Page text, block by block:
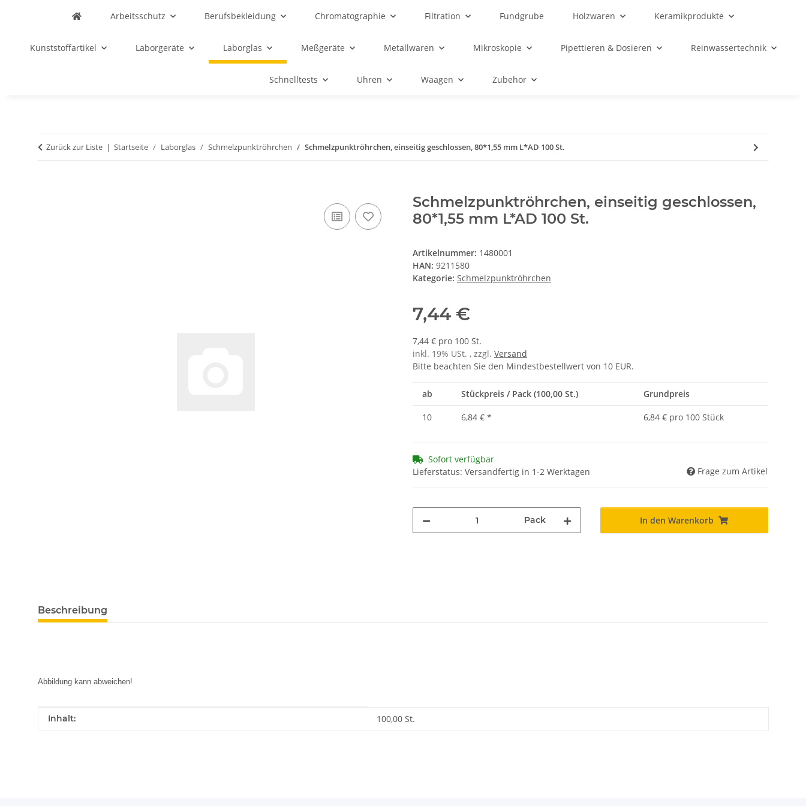
Arbeitsschutz Berufsbekleidung Chromatographie Filtration Fundgrube Holzwaren Keramikprodukte
Kunststoffartikel Laborgeräte Laborglas Meßgeräte Metallwaren Mikroskopie Pipettieren & Dosieren Reinwassertechnik
Schnelltests Uhren Waagen Zubehör
Zurück zur Liste Startseite Laborglas Schmelzpunktröhrchen Schmelzpunktröhrchen, einseitig geschlossen, 80*1,55 mm L*AD 100 St.
Schmelzpunktröhrchen, einseitig geschlossen,
80*1,55 mm L*AD 100 St.
Artikelnummer: 1480001
HAN: 9211580
Kategorie: Schmelzpunktröhrchen
7,44 €
7,44 € pro 100 St.
inkl. 19% USt. , zzgl. Versand
Bitte beachten Sie den Mindestbestellwert von 10 EUR.
ab Stückpreis / Pack (100,00 St.) Grundpreis
10 6,84 € * 6,84 € pro 100 Stück
Sofort verfügbar
Lieferstatus: Versandfertig in 1-2 Werktagen
Frage zum Artikel
Pack In den Warenkorb
Beschreibung
Abbildung kann abweichen!
Produkteigenschaft
Wert
Inhalt: 100,00 St.